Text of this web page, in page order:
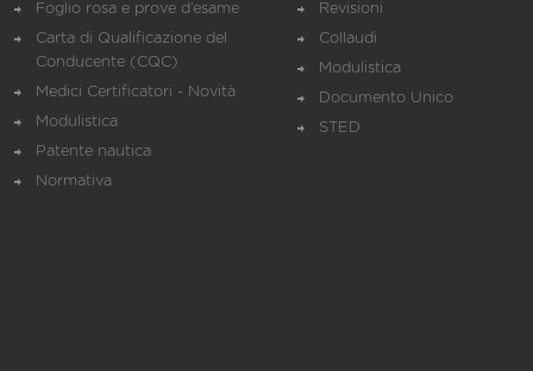
Foglio rosa e prove d’esame
Carta di Qualificazione del
Conducente (CQC)
Medici Certificatori - Novità
Modulistica
Patente nautica
Normativa
Revisioni
Collaudi
Modulistica
Documento Unico
STED